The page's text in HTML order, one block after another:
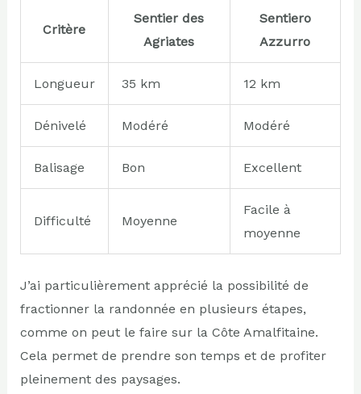
Critère
Sentier des
Agriates
Sentiero
Azzurro
Longueur 35 km 12 km
Dénivelé Modéré Modéré
Balisage Bon Excellent
Difficulté Moyenne
Facile à
moyenne
J’ai particulièrement apprécié la possibilité de
fractionner la randonnée en plusieurs étapes,
comme on peut le faire sur la Côte Amalfitaine.
Cela permet de prendre son temps et de profiter
pleinement des paysages.